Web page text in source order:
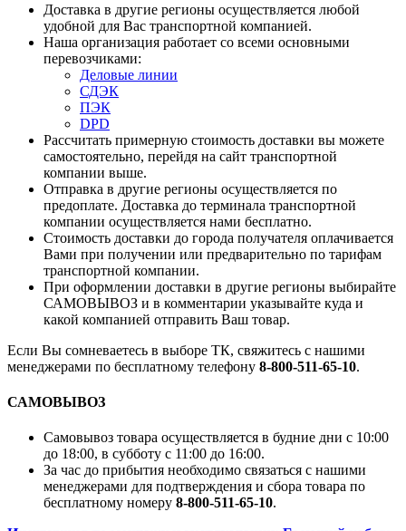
Доставка в другие регионы осуществляется любой
удобной для Вас транспортной компанией.
Наша организация работает со всеми основными
перевозчиками:
Деловые линии
СДЭК
ПЭК
DPD
Рассчитать примерную стоимость доставки вы можете
самостоятельно, перейдя на сайт транспортной
компании выше.
Отправка в другие регионы осуществляется по
предоплате. Доставка до терминала транспортной
компании осуществляется нами бесплатно.
Стоимость доставки до города получателя оплачивается
Вами при получении или предварительно по тарифам
транспортной компании.
При оформлении доставки в другие регионы выбирайте
САМОВЫВОЗ и в комментарии указывайте куда и
какой компанией отправить Ваш товар.
Если Вы сомневаетесь в выборе ТК, свяжитесь с нашими
менеджерами по бесплатному телефону 8-800-511-65-10.
САМОВЫВОЗ
Самовывоз товара осуществляется в будние дни с 10:00
до 18:00, в субботу с 11:00 до 16:00.
За час до прибытия необходимо связаться с нашими
менеджерами для подтверждения и сбора товара по
бесплатному номеру 8-800-511-65-10.